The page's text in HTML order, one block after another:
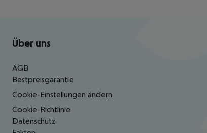
Footer navigation
Über uns
AGB
Bestpreisgarantie
Cookie-Einstellungen ändern
Cookie-Richtlinie
Datenschutz